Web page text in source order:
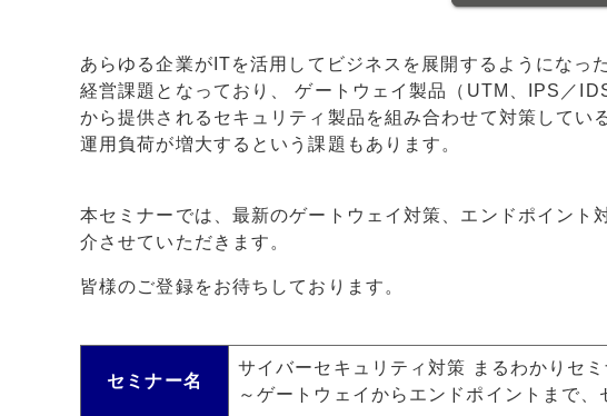
あらゆる企業がITを活用してビジネスを展開するようになっ
経営課題となっており、 ゲートウェイ製品（UTM、IPS／
から提供されるセキュリティ製品を組み合わせて対策してい
運用負荷が増大するという課題もあります。
本セミナーでは、最新のゲートウェイ対策、エンドポイント
介させていただきます。
皆様のご登録をお待ちしております。
セミナー名
サイバーセキュリティ対策 まるわかりセ
～ゲートウェイからエンドポイントまで